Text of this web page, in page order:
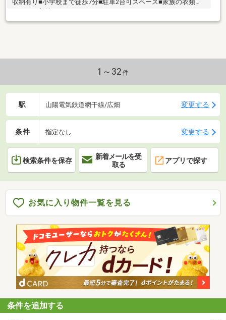
収納有り■小学校まで徒歩7分■駐車2台可スペース■家族の衣類も
1～32 件
駅 山陽電気鉄道網干線/広畑 変更する
条件 指定なし 変更する
検索条件を保存
新着メールを受
取る
アプリで探す
お気に入り物件一覧を見る
条件を追加する